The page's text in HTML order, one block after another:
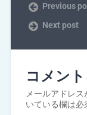
Previous
Next post
コメン
メールアドレス
いている欄は必